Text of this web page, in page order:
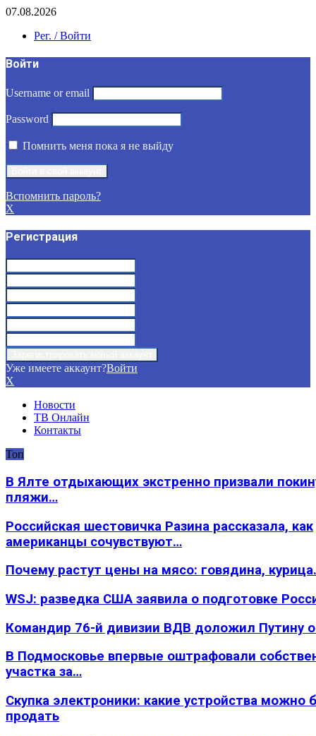
07.08.2026
Рег. / Войти
Войти
Username or email
Password
Помнить меня пока я не выйду
Вспомнить пароль?
X
Регистрация
Уже имеете аккаунт?Войти
X
Новости
ТВ Онлайн
Контакты
Топ
В Ялте отдыхающих экстренно призвали
пляжи…
Российская шестовичка Разина рассказала, как
американцы сочувствуют…
Почему растут цены на мясо: говядина,
WSJ: разведка США заявила о подготовке
Командир 76-й дивизии ВДВ доложил Путину
В Подмосковье впервые оштрафовали
участка за…
Скупка электроники: какие устройства можно
продать